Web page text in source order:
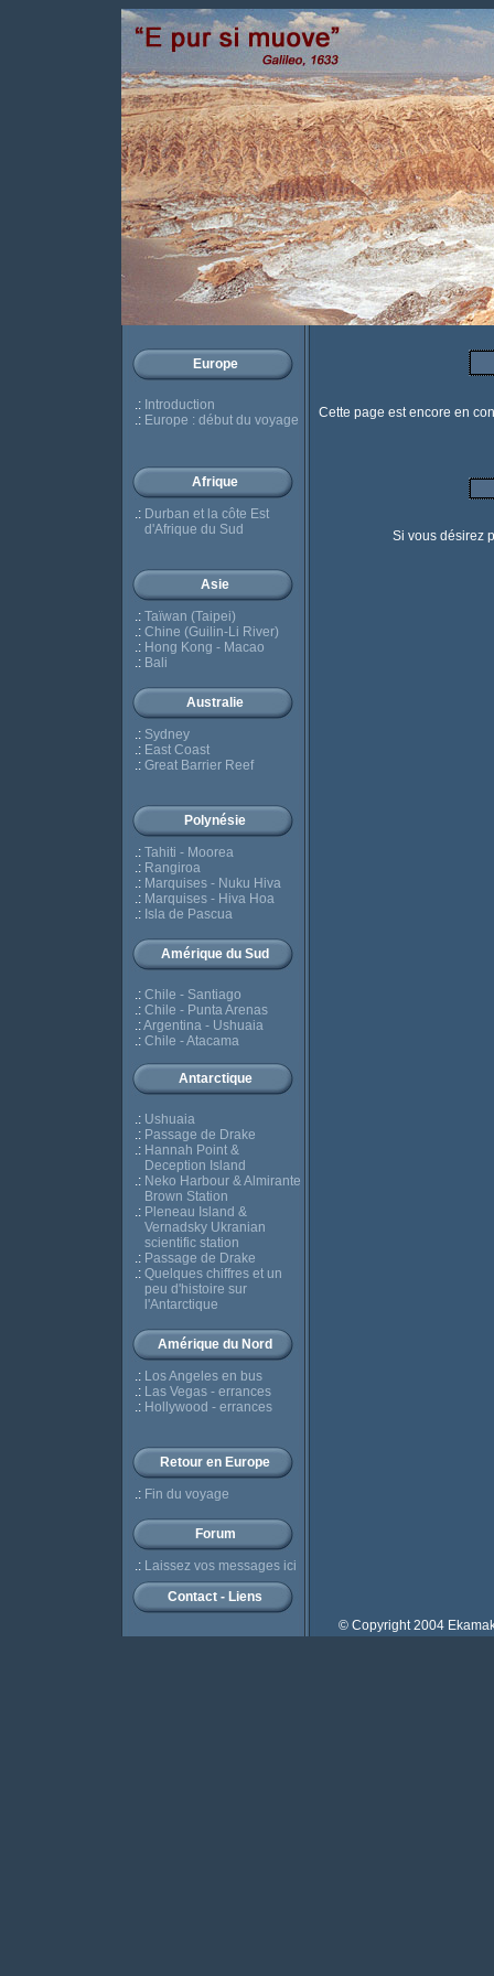
Europe
.: Introduction
.: Europe : début du voyage
Afrique
.: Durban et la côte Est
d'Afrique du Sud
Asie
.: Taïwan (Taipei)
.: Chine (Guilin-Li River)
.: Hong Kong - Macao
.: Bali
Australie
.: Sydney
.: East Coast
.: Great Barrier Reef
Polynésie
.: Tahiti - Moorea
.: Rangiroa
.: Marquises - Nuku Hiva
.: Marquises - Hiva Hoa
.: Isla de Pascua
Amérique du Sud
.: Chile - Santiago
.: Chile - Punta Arenas
.:Argentina - Ushuaia
.: Chile - Atacama
Antarctique
.: Ushuaia
.: Passage de Drake
.: Hannah Point &
Deception Island
.: Neko Harbour & Almirante
Brown Station
.: Pleneau Island &
Vernadsky Ukranian
scientific station
.: Passage de Drake
.: Quelques chiffres et un
peu d'histoire sur
l'Antarctique
Amérique du Nord
.: Los Angeles en bus
.: Las Vegas - errances
.: Hollywood - errances
Retour en Europe
.: Fin du voyage
Forum
.: Laissez vos messages ici
Contact - Liens
Cette page est encore en
Si vous désirez
© Copyright 2004